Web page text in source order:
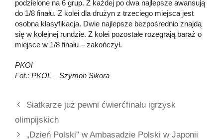
podzielone na 6 grup. Z każdej po dwa najlepsze awansują
do 1/8 finału. Z kolei dla drużyn z trzeciego miejsca jest
osobna klasyfikacja. Dwie najlepsze bezpośrednio znajdą
się w kolejnej rundzie. Z kolei pozostałe rozegrają baraż o
miejsce w 1/8 finału – zakończył.
PKOl
Fot.: PKOL – Szymon Sikora
Siatkarze już pewni ćwierćfinału igrzysk
olimpijskich
„Dzień Polski” w Ambasadzie Polski w Japonii